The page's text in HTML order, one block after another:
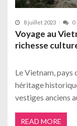
8 juillet 2023 0
Voyage au
richesse
Le Vietnam, pays
héritage
vestiges anciens
READ MORE